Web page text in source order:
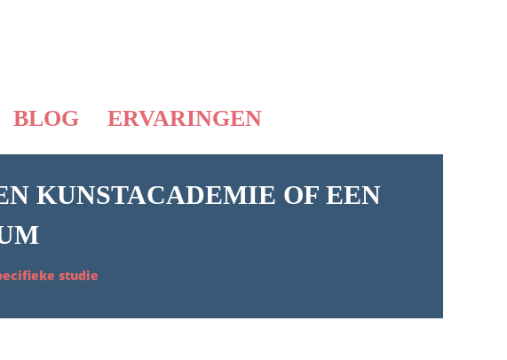
BLOG
ERVARINGEN
KUNSTACADEMIE OF EEN
studie